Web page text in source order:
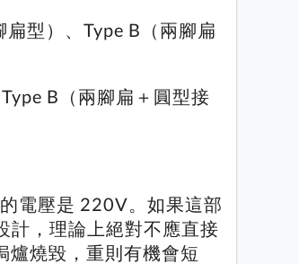
型）、Type B（兩腳扁
B（兩腳扁＋圓型接
電壓是 220V。如果這部
，理論上絕對不應直接
燒毀，重則有機會短